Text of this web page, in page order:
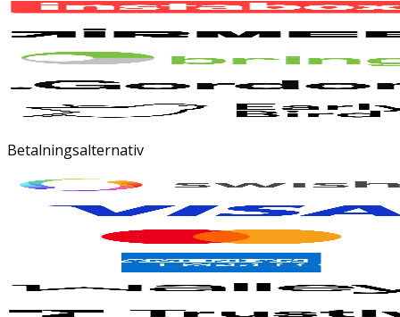
Betalningsalternativ